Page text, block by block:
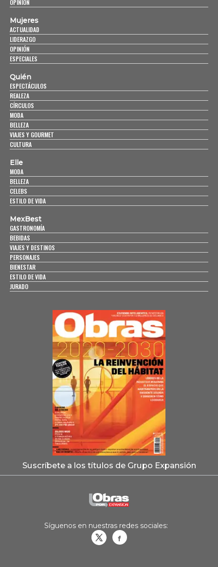
OPINIÓN
Mujeres
ACTUALIDAD
LIDERAZGO
OPINIÓN
ESPECIALES
Quién
ESPECTÁCULOS
REALEZA
CÍRCULOS
MODA
BELLEZA
VIAJES Y GOURMET
CULTURA
Elle
MODA
BELLEZA
CELEBS
ESTILO DE VIDA
MexBest
GASTRONOMÍA
BEBIDAS
VIAJES Y DESTINOS
PERSONAJES
BIENESTAR
ESTILO DE VIDA
JURADO
Suscríbete a los títulos de Grupo Expansión
Síguenos en nuestras redes sociales: